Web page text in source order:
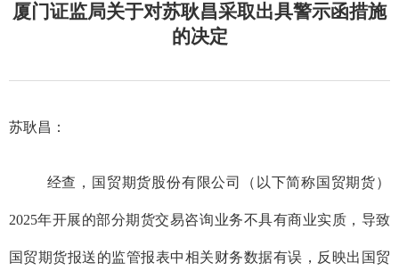
厦门证监局关于对苏耿昌采取出具警示函措施
的决定
苏耿昌：
经查， 国贸期货股份有限公司（以下简称国贸期货）
2025年开展的部分期货交易咨询业务不具有商业实质，导致
国贸期货报送的监管报表中相关财务数据有误， 反映出国贸